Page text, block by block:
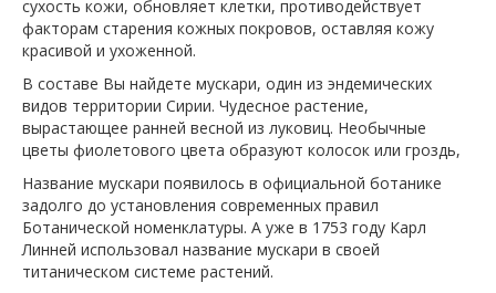
сухость кожи, обновляет клетки, противодействует
факторам старения кожных покровов, оставляя кожу
красивой и ухоженной.
В составе Вы найдете мускари, один из эндемических
видов территории Сирии. Чудесное растение,
вырастающее ранней весной из луковиц. Необычные
цветы фиолетового цвета образуют колосок или гроздь,
Название мускари появилось в официальной ботанике
задолго до установления современных правил
Ботанической номенклатуры. А уже в 1753 году Карл
Линней использовал название мускари в своей
титаническом системе растений.